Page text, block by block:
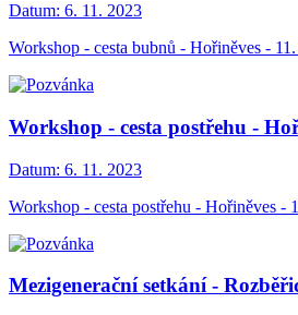
Datum: 6. 11. 2023
Workshop - cesta bubnů - Hořiněves -
Workshop - cesta postřehu -
Datum: 6. 11. 2023
Workshop - cesta postřehu - Hořiněves -
Mezigenerační setkání -